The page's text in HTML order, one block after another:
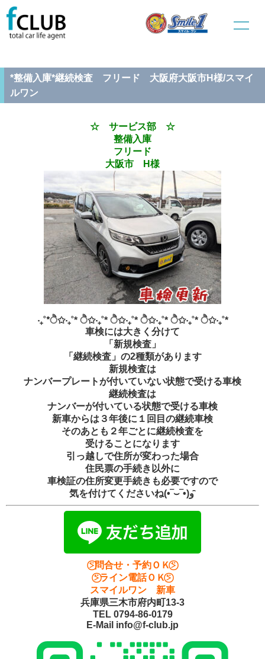
ホーム
*整備入庫*継続検査 フリード 大阪府大阪市H様/スマイルワン
*整備入庫*継続検査 フリード 大阪府大阪市H様/スマイ
ルワン
☆ サービス部 ☆
整備入庫
フリード
大阪市 H様
‧₊˚*ੈ✩‧₊˚* ੈ✩‧₊˚* ੈ✩‧₊˚* ੈ✩‧₊˚* ੈ✩‧₊˚* ੈ✩‧₊˚*
車検には大きく分けて
「新規検査」
「継続検査」の2種類があります
新規検査は
ナンバープレートが付いていない状態で受ける車検
継続検査は
ナンバーが付いている状態で受ける車検
新車からは３年後に１回目の継続車検
そのあとも２年ごとに継続検査を
受けることになります
引っ越しで住所が変わった場合
住民票の手続き以外に
車検証の住所変更手続きも必要ですので
気を付けてくださいね(•‾⌣‾•)و ̑̑
⍩⃝問合せ・予約ＯＫ⍩⃝
⍩⃝ライン電話ＯＫ⍩⃝
スマイルワン 新車
兵庫県三木市府内町13-3
TEL 0794-86-0179
E-Mail info@f-club.jp